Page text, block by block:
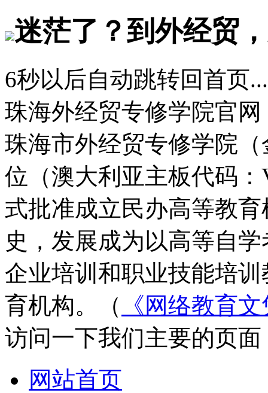
迷茫了？到外经贸
6秒以后自动跳转回首页...
珠海外经贸专修学院官网
珠海市外经贸专修学院
位（澳大利亚主板代码
式批准成立民办高等教
史，发展成为以高等自
企业培训和职业技能培
育机构。（
《网络教育
访问一下我们主要的页面
网站首页